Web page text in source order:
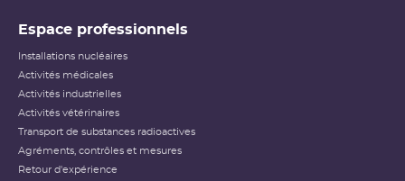
Espace professionnels
Installations nucléaires
Activités médicales
Activités industrielles
Activités vétérinaires
Transport de substances radioactives
Agréments, contrôles et mesures
Retour d'expérience